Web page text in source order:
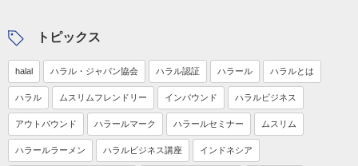
トピックス
halal ハラル・ジャパン協会 ハラル認証 ハラール ハラルとは
ハラル ムスリムフレンドリー インバウンド ハラルビジネス
アウトバウンド ハラールマーク ハラールセミナー ムスリム
ハラールラーメン ハラルビジネス講座 インドネシア